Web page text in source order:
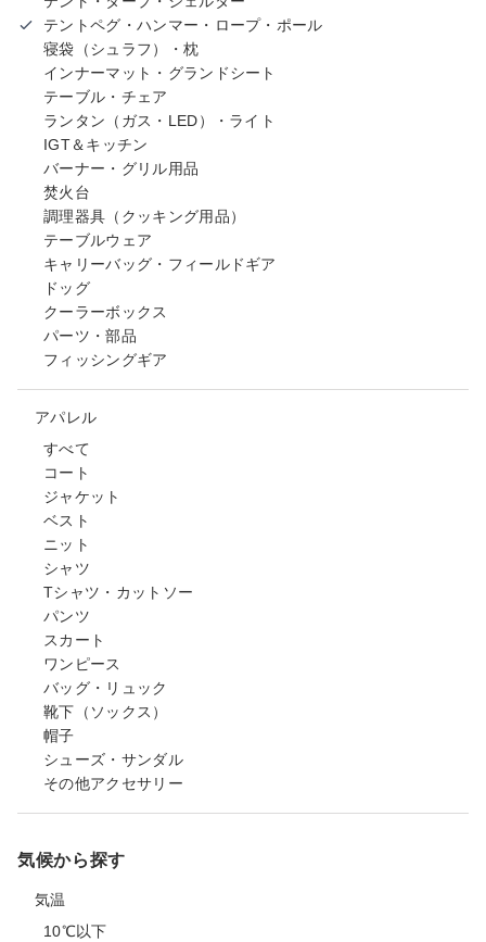
テントペグ・ハンマー・ロープ・ポール
寝袋（シュラフ）・枕
インナーマット・グランドシート
テーブル・チェア
ランタン（ガス・LED）・ライト
IGT＆キッチン
バーナー・グリル用品
焚火台
調理器具（クッキング用品）
テーブルウェア
キャリーバッグ・フィールドギア
ドッグ
クーラーボックス
パーツ・部品
フィッシングギア
アパレル
すべて
コート
ジャケット
ベスト
ニット
シャツ
Tシャツ・カットソー
パンツ
スカート
ワンピース
バッグ・リュック
靴下（ソックス）
帽子
シューズ・サンダル
その他アクセサリー
気候から探す
気温
10℃以下